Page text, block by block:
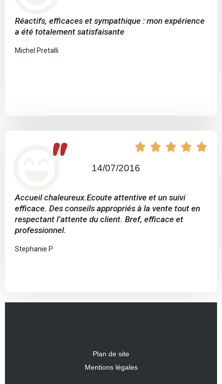
Réactifs, efficaces et sympathique : mon expérience
a été totalement satisfaisante
Michel Pretalli
    
" 14/07/2016
Accueil chaleureux.Ecoute attentive et un suivi
efficace. Des conseils appropriés à la vente tout en
respectant l’attente du client. Bref, efficace et
professionnel.
Stephanie P
Plan de site
Mentions légales